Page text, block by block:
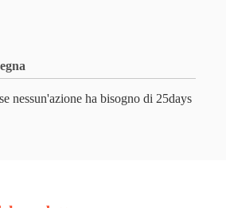
nessun'azione ha bisogno di 25days